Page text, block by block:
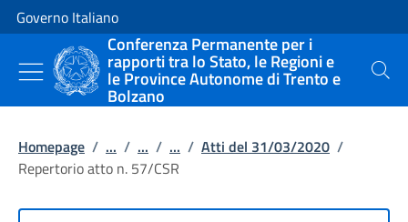
Vai al contenuto
Vai alla navigazione del sito
Governo Italiano
Conferenza Permanente per i
rapporti tra lo Stato, le Regioni e
le Province Autonome di Trento e
Bolzano
Cerca
Homepage / ... / ... / ... / Atti del 31/03/2020 /
Repertorio atto n. 57/CSR